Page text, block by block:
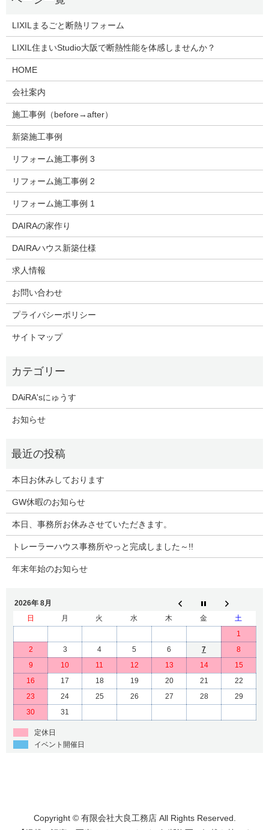
LIXILまるごと断熱リフォーム
LIXIL住まいStudio大阪で断熱性能を体感しませんか？
HOME
会社案内
施工事例（before→after）
新築施工事例
リフォーム施工事例 3
リフォーム施工事例 2
リフォーム施工事例 1
DAIRAの家作り
DAIRAハウス新築仕様
求人情報
お問い合わせ
プライバシーポリシー
サイトマップ
DAiRA'sにゅうす
お知らせ
本日お休みしております
GW休暇のお知らせ
本日、事務所お休みさせていただきます。
トレーラーハウス事務所やっと完成しました～!!
年末年始のお知らせ
2026年 8月
日
月 火 水 木 金
土
1
2
3 4 5 6 7
8
9
10 11 12 13 14
15
16
17 18 19 20 21
22
23
24 25 26 27 28
29
30
31
定休日
イベント開催日
Copyright © 有限会社大良工務店 All Rights Reserved.